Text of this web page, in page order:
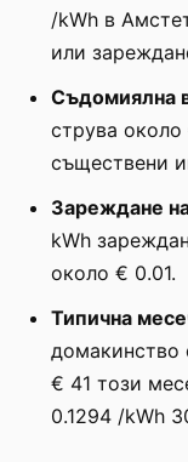
/kWh в
или
Съдомиялна
струва
съществени
Зареждане
kWh
около € 0.01.
Типична
домакинство
€ 41 този
0.1294 /kWh